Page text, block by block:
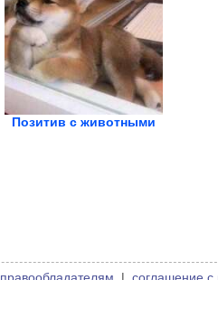
Позитив с животными
правообладателям | соглашение с